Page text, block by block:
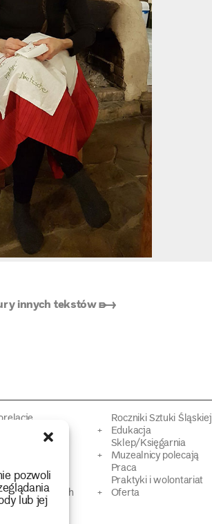
pozwoli
lub jej
innych tekstów ➸
strat wojennych
Roczniki Sztuki Śląskiej
Edukacja
Sklep/Księgarnia
Muzealnicy polecają
Praca
Praktyki i wolontariat
Oferta